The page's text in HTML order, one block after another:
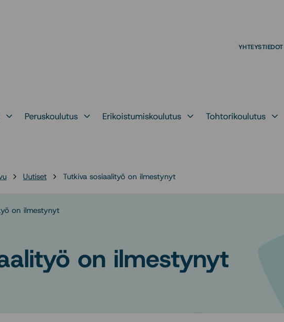
YHTEYSTIEDOT
alavalikko kohteelleAvaa alavalikko kohteelle
Peruskoulutus
Avaa alavalikko kohteelle
Erikoistumiskoulutus
Avaa
Tohtorikoulutus
Uutiset Tutkiva sosiaalityö on ilmestynyt
on ilmestynyt
on ilmestynyt